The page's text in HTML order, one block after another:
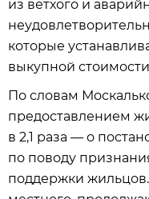
из ветхого и
которые
выкупной
По словам
предоставлением
в 2,1 раза — о
по поводу
поддержки